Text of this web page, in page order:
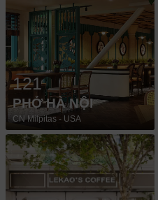
121
PHỞ HÀ NỘI
CN Milpitas - USA